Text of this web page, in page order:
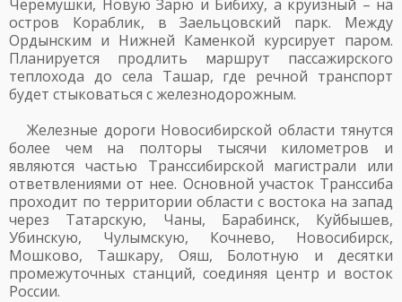
Черемушки, Новую Зарю и Бибиху, а круизный – на
остров Кораблик, в Заельцовский парк. Между
Ордынским и Нижней Каменкой курсирует паром.
Планируется продлить маршрут пассажирского
теплохода до села Ташар, где речной транспорт
будет стыковаться с железнодорожным.
Железные дороги Новосибирской области тянутся
более чем на полторы тысячи километров и
являются частью Транссибирской магистрали или
ответвлениями от нее. Основной участок Транссиба
проходит по территории области с востока на запад
через Татарскую, Чаны, Барабинск, Куйбышев,
Убинскую, Чулымскую, Кочнево, Новосибирск,
Мошково, Ташкару, Ояш, Болотную и десятки
промежуточных станций, соединяя центр и восток
России.